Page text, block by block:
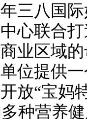
三八国
心联合
业区域
位提供
放“宝
种营养